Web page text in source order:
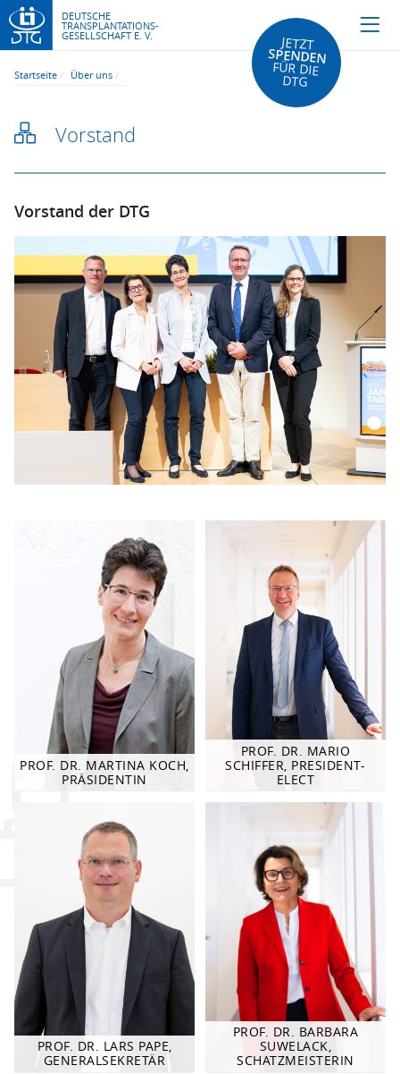
DEUTSCHE
TRANSPLANTATIONS-
GESELLSCHAFT E. V. JETZT
SPENDEN
FÜR DIE
DTG
Startseite Über uns
Vorstand
Vorstand der DTG
PROF. DR. MARTINA KOCH,
PRÄSIDENTIN
PROF. DR. MARIO
SCHIFFER, PRESIDENT-
ELECT
PROF. DR. LARS PAPE,
GENERALSEKRETÄR
PROF. DR. BARBARA
SUWELACK,
SCHATZMEISTERIN